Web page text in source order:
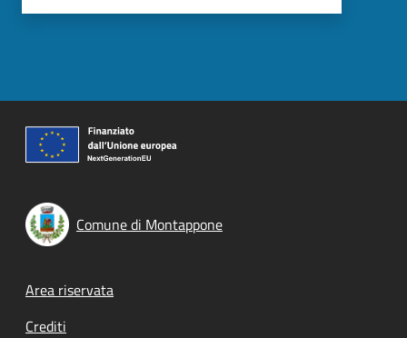
Comune di Montappone
Footer menu
Area riservata
Crediti